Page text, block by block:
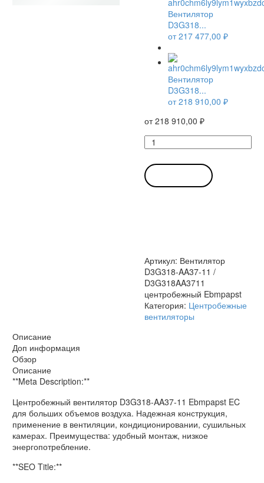
Вентилятор
D3G318...
от217 477,00 ₽
Вентилятор
D3G318...
от218 910,00 ₽
от218 910,00 ₽
Количество
товара
Вентилятор
D3G318-
AA37-
Артикул: Вентилятор
D3G318-AA37-11 /
D3G318AA3711
центробежный Ebmpapst
Категория: Центробежные
вентиляторы
Описание
Доп информация
Обзор
Описание
**Meta Description:**
Центробежный вентилятор D3G318-AA37-11 Ebmpapst EC
для больших объемов воздуха. Надежная конструкция,
применение в вентиляции, кондиционировании, сушильных
камерах. Преимущества: удобный монтаж, низкое
энергопотребление.
**SEO Title:**